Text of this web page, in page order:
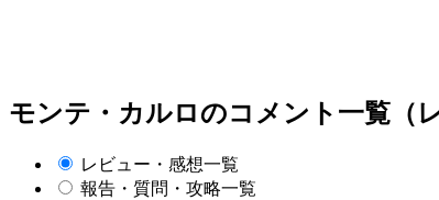
モンテ・カルロのコメント一覧（
レビュー・感想一覧
報告・質問・攻略一覧